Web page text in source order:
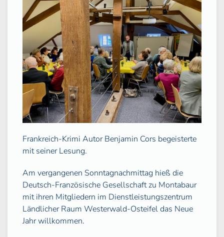
Frankreich-Krimi Autor Benjamin Cors begeisterte
mit seiner Lesung.
Am vergangenen Sonntagnachmittag hieß die
Deutsch-Französische Gesellschaft zu Montabaur
mit ihren Mitgliedern im Dienstleistungszentrum
Ländlicher Raum Westerwald-Osteifel das Neue
Jahr willkommen.